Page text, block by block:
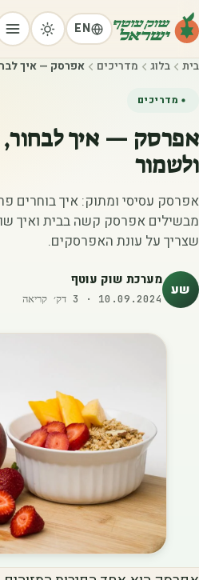
EN
בית בלוג מדריכים אפרסק — איך
מדריכים
אפרסק — איך לבחור,
ולשמור
אפרסק עסיסי ומתוק: איך בוחרים
מבשילים אפרסק קשה בבית ואיך
שצריך על עונת האפרסקים.
שע מערכת שוק עוטף
10.09.2024
·
3 דק׳ קריאה